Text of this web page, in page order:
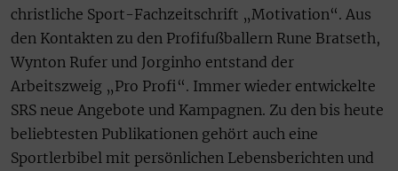
christliche Sport-Fachzeitschrift „Motivation“. Aus
den Kontakten zu den Profifußballern Rune Bratseth,
Wynton Rufer und Jorginho entstand der
Arbeitszweig „Pro Profi“. Immer wieder entwickelte
SRS neue Angebote und Kampagnen. Zu den bis heute
beliebtesten Publikationen gehört auch eine
Sportlerbibel mit persönlichen Lebensberichten und